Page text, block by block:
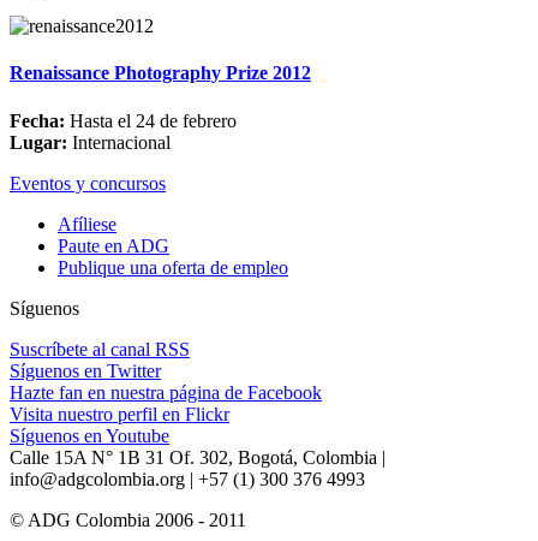
Renaissance Photography Prize 2012
Fecha: Hasta el 24 de febrero
Lugar: Internacional
Eventos y concursos
Afíliese
Paute en ADG
Publique una oferta de empleo
Síguenos
Suscríbete al canal RSS
Síguenos en Twitter
Hazte fan en nuestra página de Facebook
Visita nuestro perfil en Flickr
Síguenos en Youtube
Calle 15A N° 1B 31 Of. 302, Bogotá, Colombia |
info@adgcolombia.org | +57 (1) 300 376 4993
© ADG Colombia 2006 - 2011